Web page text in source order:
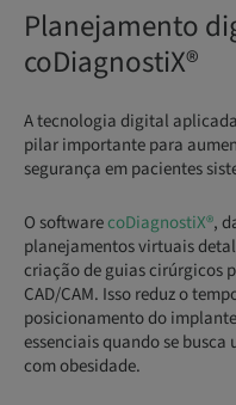
Planejamento
coDiagnostiX®
A tecnologia digital
pilar importante para
segurança em pacientes
O softwarecoDiagnostiX®,
planejamentos virtuais
criação de guias cirúrgicos
CAD/CAM. Isso reduz o
posicionamento do
essenciais quando se
com obesidade.